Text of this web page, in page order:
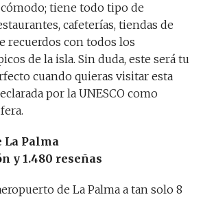
tiene todo tipo de
cafeterías, tiendas de
recuerdos con todos los
de la isla. Sin duda, este será tu
cuando quieras visitar esta
por la UNESCO como
La Palma
y 1.480 reseñas
de La Palma a tan solo 8